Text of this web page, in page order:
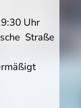
Uhr
Straße